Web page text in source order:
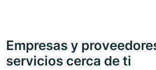
Empresas y
servicios cerca de ti